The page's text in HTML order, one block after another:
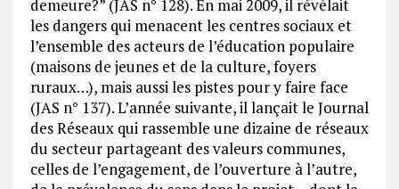
demeure?” (JAS n° 128). En mai 2009, il révélait
les dangers qui menacent les centres sociaux et
l’ensemble des acteurs de l’éducation populaire
(maisons de jeunes et de la culture, foyers
ruraux…), mais aussi les pistes pour y faire face
(JAS n° 137). L’année suivante, il lançait le Journal
des Réseaux qui rassemble une dizaine de réseaux
du secteur partageant des valeurs communes,
celles de l’engagement, de l’ouverture à l’autre,